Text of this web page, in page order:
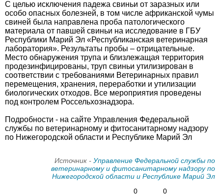
С целью исключения падежа свиньи от заразных или
особо опасных болезней, в том числе африканской чумы
свиней была направлена проба патологического
материала от павшей свиньи на исследование в ГБУ
Республики Марий Эл «Республиканская ветеринарная
лаборатория». Результаты пробы – отрицательные.
Место обнаружения трупа и близлежащая территория
продезинфицированы, труп свиньи утилизирован в
соответствии с требованиями Ветеринарных правил
перемещения, хранения, переработки и утилизации
биологических отходов. Все мероприятия проведены
под контролем Россельхознадзора.
Подробности - на сайте Управления Федеральной
службы по ветеринарному и фитосанитарному надзору
по Нижегородской области и Республике Марий Эл
Источник - Управление Федеральной службы по
ветеринарному и фитосанитарному надзору по
Нижегородской области и Республике Марий Эл
0
0